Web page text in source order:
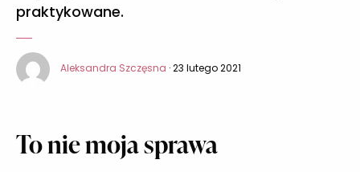
praktykowane.
Aleksandra Szczęsna · 23 lutego 2021
To nie moja sprawa